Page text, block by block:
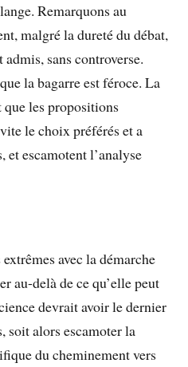
Remarquons au
malgré la dureté du débat,
sans controverse.
la bagarre est féroce. La
les propositions
le choix préférés et a
et escamotent l’analyse
avec la démarche
au-delà de ce qu’elle peut
devrait avoir le dernier
soit alors escamoter la
du cheminement vers